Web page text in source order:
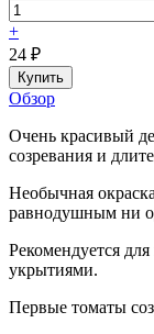
+
24 ₽
Обзор
Очень красивый
созревания и
Необычная
равнодушным ни
Рекомендуется
укрытиями.
Первые томаты